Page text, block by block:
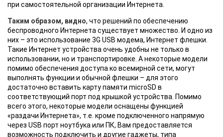
при самостоятельной организации Интернета.
Таким образом, видно, что решений по обеспечению
беспроводного Интернета существует множество. И одно из
них – это использование 3G USB модема, Интернет флешки.
Такие Интернет устройства очень удобны не только в
использовании, но и транспортировке. А некоторые модели
помимо обеспечения доступа ко всемирной сети, могут
выполнять функции и обычной флешки – для этого
достаточно вставить карту памяти microSD в
соответствующий порт под крышкой устройства. Помимо
всего этого, некоторые модели оснащены функцией
«раздачи Интернета», т.е. кроме подключенного напрямую
через USB порт ноутбука или ПК, Вам предоставляется
возможность подключить и другие гаджеты, типа